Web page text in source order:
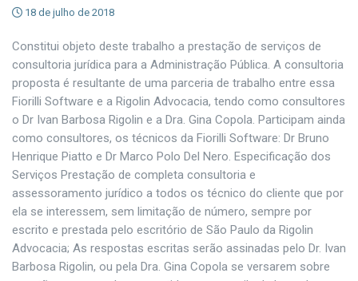
18 de julho de 2018
Constitui objeto deste trabalho a prestação de serviços de
consultoria jurídica para a Administração Pública. A consultoria
proposta é resultante de uma parceria de trabalho entre essa
Fiorilli Software e a Rigolin Advocacia, tendo como consultores
o Dr Ivan Barbosa Rigolin e a Dra. Gina Copola. Participam ainda
como consultores, os técnicos da Fiorilli Software: Dr Bruno
Henrique Piatto e Dr Marco Polo Del Nero. Especificação dos
Serviços Prestação de completa consultoria e
assessoramento jurídico a todos os técnico do cliente que por
ela se interessem, sem limitação de número, sempre por
escrito e prestada pelo escritório de São Paulo da Rigolin
Advocacia; As respostas escritas serão assinadas pelo Dr. Ivan
Barbosa Rigolin, ou pela Dra. Gina Copola se versarem sobre